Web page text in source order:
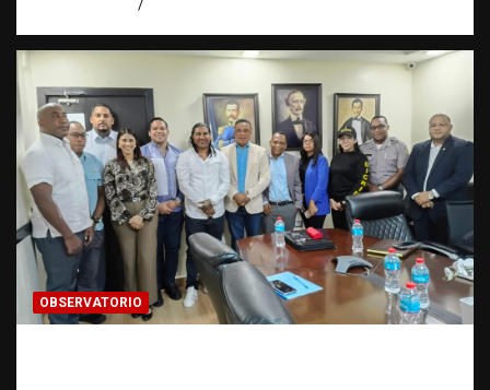
OBSERVATORIO